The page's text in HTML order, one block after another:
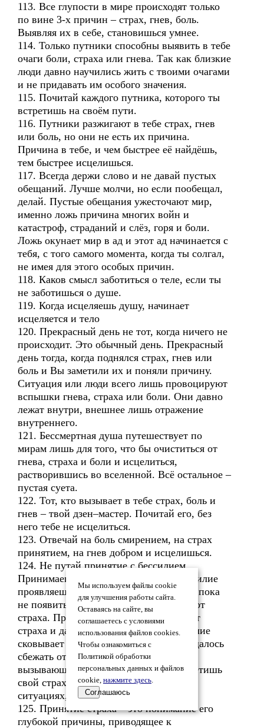
113. Все глупости в мире происходят только
по вине 3-х причин – страх, гнев, боль.
Выявляя их в себе, становишься умнее.
114. Только путники способны выявить в тебе
очаги боли, страха или гнева. Так как близкие
люди давно научились жить с твоими очагами
и не придавать им особого значения.
115. Почитай каждого путника, которого ты
встретишь на своём пути.
116. Путники разжигают в тебе страх, гнев
или боль, но они не есть их причина.
Причина в тебе, и чем быстрее её найдёшь,
тем быстрее исцелишься.
117. Всегда держи слово и не давай пустых
обещаний. Лучше молчи, но если пообещал,
делай. Пустые обещания ужесточают мир,
именно ложь причина многих войн и
катастроф, страданий и слёз, горя и боли.
Ложь окунает мир в ад и этот ад начинается с
тебя, с того самого момента, когда ты солгал,
не имея для этого особых причин.
118. Каков смысл заботиться о теле, если ты
не заботишься о душе.
119. Когда исцеляешь душу, начинает
исцеляется и тело
120. Прекрасный день не тот, когда ничего не
происходит. Это обычный день. Прекрасный
день тогда, когда поднялся страх, гнев или
боль и Вы заметили их и поняли причину.
Ситуация или люди всего лишь провоцируют
вспышки гнева, страха или боли. Они давно
лежат внутри, внешнее лишь отражение
внутреннего.
121. Бессмертная душа путешествует по
мирам лишь для того, что бы очиститься от
гнева, страха и боли и исцелиться,
растворившись во вселенной. Всё остальное –
пустая суета.
122. Тот, кто вызывает в тебе страх, боль и
гнев – твой дзен–мастер. Почитай его, без
него тебе не исцелиться.
123. Отвечай на боль смирением, на страх
принятием, на гнев добром и исцелишься.
124. Не путай принятие с бессилием.
Принимаешь внутри и навсегда, а бессилие
проявляешь лишь снаружи и на время, пока
не появиться возможность избавиться от
страха. Принятие навсегда избавляет от
страха и даёт силы действовать. Бессилие
сковывает окончательно и если даже удалось
сбежать от человека или ситуации
вызывающих страх, ты всё равно встретишь
свой страх с другими людьми в других
ситуациях, пока не примешь его.
125. Принятие страха – это понимание его
глубокой причины, приводящее к
Мы используем файлы cookie
для улучшения работы сайта.
Оставаясь на сайте, вы
соглашаетесь с условиями
использования файлов cookies.
Чтобы ознакомиться с
Политикой обработки
персональных данных и файлов
cookie, нажмите здесь.
Соглашаюсь